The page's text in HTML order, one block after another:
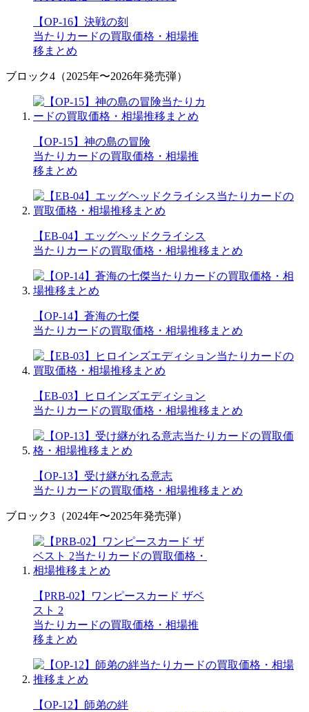
【OP-16】決戦の刻
当たりカードの買取価格・相場推
移まとめ
ブロック4（2025年〜2026年発売弾）
【OP-15】神の島の冒険
当たりカードの買取価格・相場推
移まとめ
【EB-04】エッグヘッドクライシス
当たりカードの買取価格・相場推移まとめ
【OP-14】蒼海の七傑
当たりカードの買取価格・相場推移まとめ
【EB-03】ヒロインズエディション
当たりカードの買取価格・相場推移まとめ
【OP-13】受け継がれる意志
当たりカードの買取価格・相場推移まとめ
ブロック3（2024年〜2025年発売弾）
【PRB-02】ワンピースカード ザベ
スト 2
当たりカードの買取価格・相場推
移まとめ
【OP-12】師弟の絆